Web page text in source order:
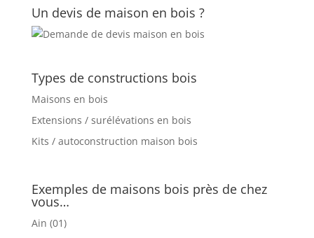
Un devis de maison en bois ?
Types de constructions bois
Maisons en bois
Extensions / surélévations en bois
Kits / autoconstruction maison bois
Exemples de maisons bois près de chez
vous…
Ain (01)